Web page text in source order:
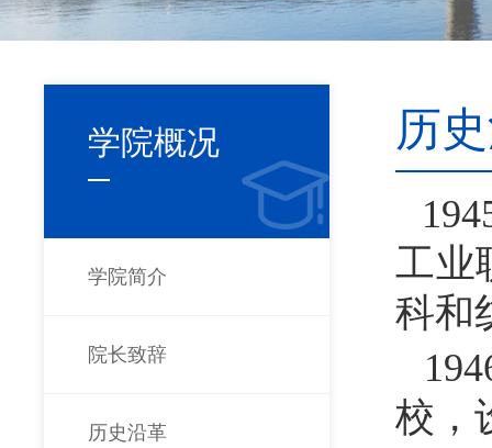
学院概况
学院简介
院长致辞
历史沿革
历
工业
科和
校，